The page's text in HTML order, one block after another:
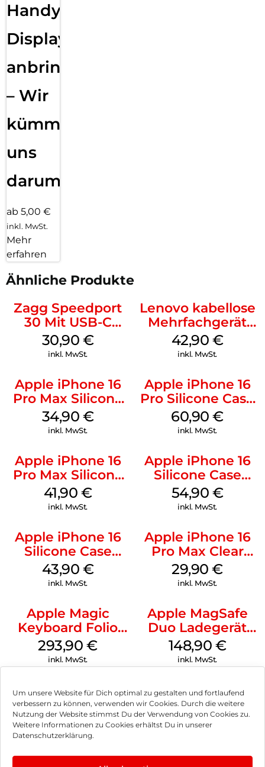
Um unsere Website für Dich optimal zu gestalten und fortlaufend
verbessern zu können, verwenden wir Cookies. Durch die weitere
Nutzung der Website stimmst Du der Verwendung von Cookies zu.
Weitere Informationen zu Cookies erhältst Du in unserer
Datenschutzerklärung.
Handy
Displayfolie
anbringen
– Wir
kümmern
uns
darum!
ab 5,00 €
inkl. MwSt.
Mehr
erfahren
Ähnliche Produkte
Zagg Speedport
30 Mit USB-C
Kabel Weiß
30,90 €
inkl. MwSt.
Lenovo kabellose
Mehrfachgerät
Luna Grey
42,90 €
inkl. MwSt.
Apple iPhone 16
Pro Max Silicone
Case MagSafe
Denim
34,90 €
inkl. MwSt.
Apple iPhone 16
Pro Silicone Case
MagSafe Stone
Gray
60,90€
inkl. MwSt.
Apple iPhone 16
Pro Max Silicone
Case MagSafe
Ultramarine
41,90 €
inkl. MwSt.
Apple iPhone 16
Silicone Case
MagSafe Black
54,90 €
inkl. MwSt.
Apple iPhone 16
Silicone Case
MagSafe Plum
43,90 €
inkl. MwSt.
Apple iPhone 16
Pro Max Clear
Case MagSafe
Transparent
29,90€
inkl. MwSt.
Apple Magic
Keyboard Folio
iPad 10.9″ (10.Gen.)
Weiß
293,90€
inkl. MwSt.
Apple MagSafe
Duo Ladegerät
Weiß
148,90 €
inkl. MwSt.
Impressum